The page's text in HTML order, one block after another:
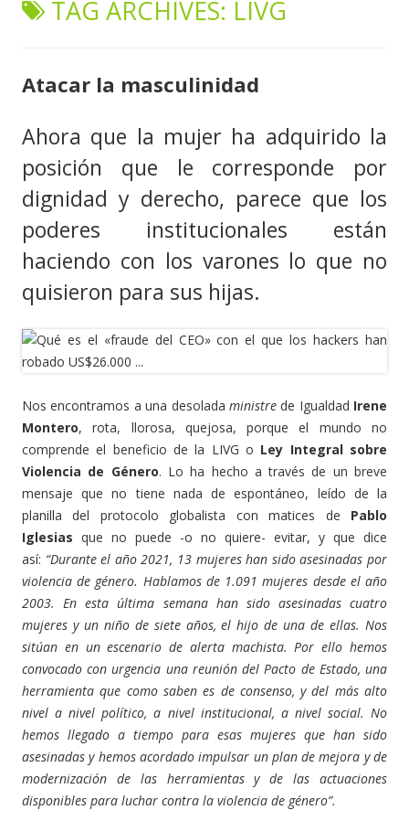
TAG ARCHIVES: LIVG
Atacar la masculinidad
Ahora que la mujer ha adquirido la
posición que le corresponde por
dignidad y derecho, parece que los
poderes institucionales están
haciendo con los varones lo que no
quisieron para sus hijas.
Nos encontramos a una desolada ministrede Igualdad Irene
Montero, rota, llorosa, quejosa, porque el mundo no
comprende el beneficio de la LIVG o Ley Integral sobre
Violencia de Género. Lo ha hecho a través de un breve
mensaje que no tiene nada de espontáneo, leído de la
planilla del protocolo globalista con matices de Pablo
Iglesias que no puede -o no quiere- evitar, y que dice
así: “Durante el año 2021, 13 mujeres han sido asesinadas por
violencia de género. Hablamos de 1.091 mujeres desde el año
2003. En esta última semana han sido asesinadas cuatro
mujeres y un niño de siete años, el hijo de una de ellas. Nos
sitúan en un escenario de alerta machista. Por ello hemos
convocado con urgencia una reunión del Pacto de Estado, una
herramienta que como saben es de consenso, y del más alto
nivel a nivel político, a nivel institucional, a nivel social. No
hemos llegado a tiempo para esas mujeres que han sido
asesinadas y hemos acordado impulsar un plan de mejora y de
modernización de las herramientas y de las actuaciones
disponibles para luchar contra la violencia de género”.